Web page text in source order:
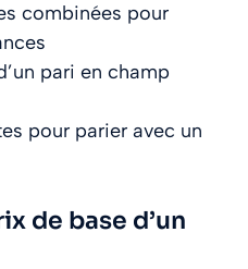
combinées pour
pari en champ
pour parier avec un
de base d’un